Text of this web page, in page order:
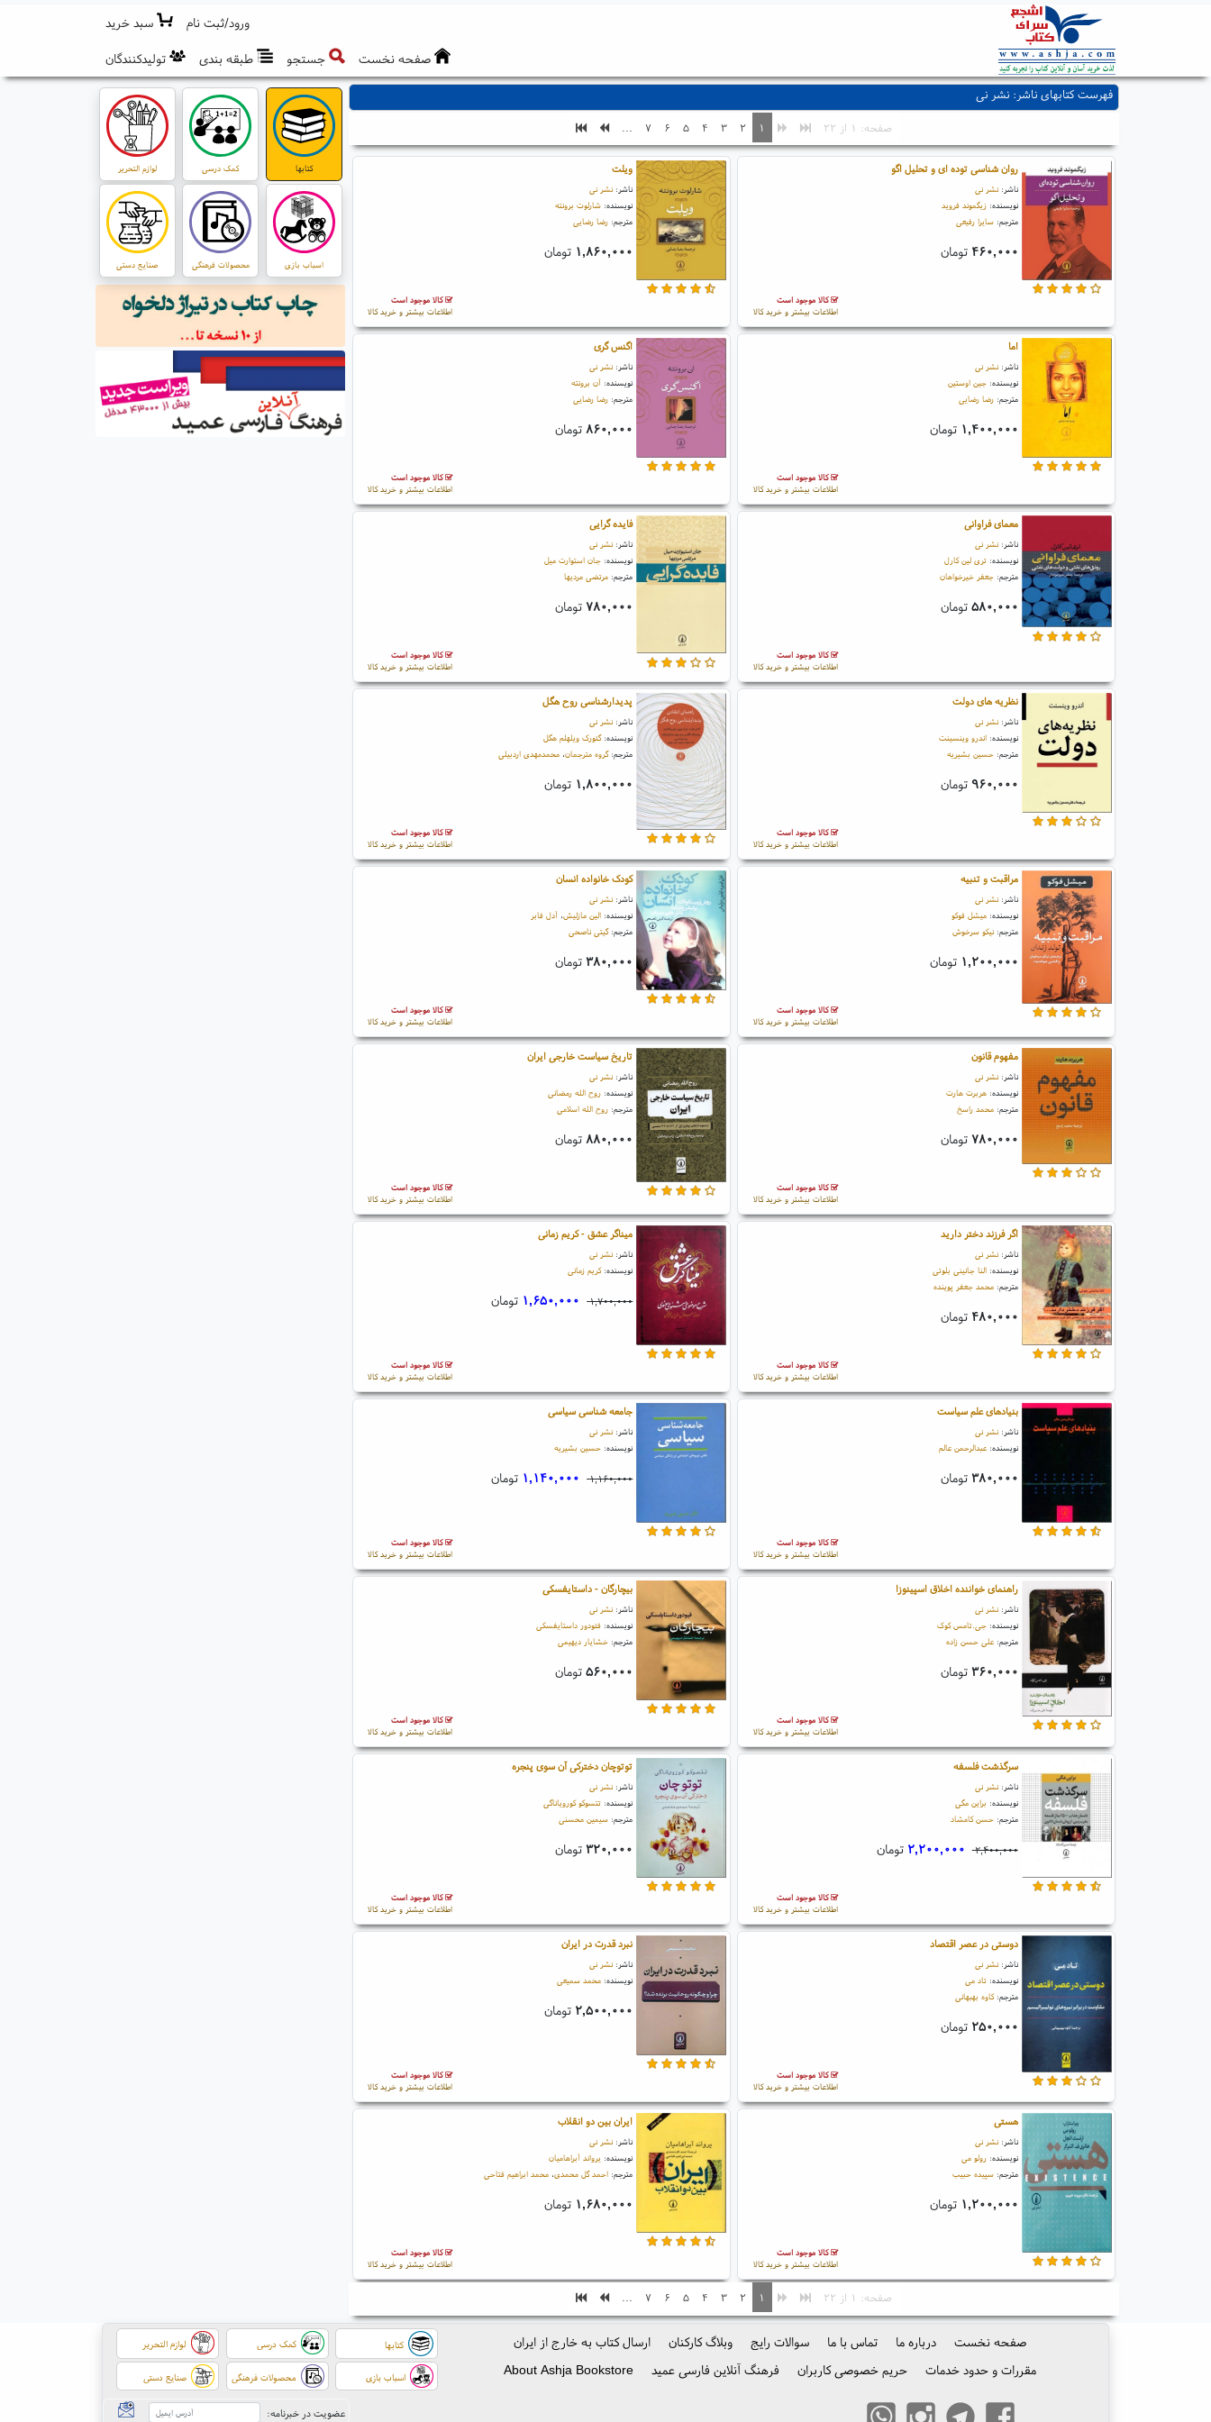
ورود/ثبت نام
سبد خرید
صفحه نخست
جستجو طبقه بندی تولیدکنندگان
فهرست کتابهای ناشر: نشر نی
صفحه: ۱ از ۲۲ ۱ ۲ ۳ ۴ ۵ ۶ ۷ ...
روان شناسی توده ای و تحلیل اگو
ناشر:نشر نی
نویسنده:زیگموند فروید
مترجم:سایرا رفیعی
۴۶۰,۰۰۰ تومان
کالا موجود است
اطلاعات بیشتر و خرید کالا
ویلت
ناشر: نشر نی
نویسنده: شارلوت برونته
مترجم: رضا رضایی
۱,۸۶۰,۰۰۰ تومان
کالا موجود است
اطلاعات بیشتر و خرید کالا
اما
ناشر:نشر نی
نویسنده:جین اوستین
مترجم:رضا رضایی
۱,۴۰۰,۰۰۰ تومان
کالا موجود است
اطلاعات بیشتر و خرید کالا
اگنس گری
ناشر: نشر نی
نویسنده: آن برونته
مترجم: رضا رضایی
۸۶۰,۰۰۰تومان
کالا موجود است
اطلاعات بیشتر و خرید کالا
معمای فراوانی
ناشر:نشر نی
نویسنده:تری لین کارل
مترجم:جعفر خیرخواهان
۵۸۰,۰۰۰ تومان
کالا موجود است
اطلاعات بیشتر و خرید کالا
فایده گرایی
ناشر: نشر نی
نویسنده: جان استوارت میل
مترجم: مرتضی مردیها
۷۸۰,۰۰۰ تومان
کالا موجود است
اطلاعات بیشتر و خرید کالا
نظریه های دولت
ناشر:نشر نی
نویسنده:اندرو وینسینت
مترجم:حسین بشیریه
۹۶۰,۰۰۰ تومان
کالا موجود است
اطلاعات بیشتر و خرید کالا
پدیدارشناسی روح هگل
ناشر: نشر نی
نویسنده:گئورک ویلهلم هگل
مترجم:گروه مترجمان، محمدمهدی اردبیلی
۱,۸۰۰,۰۰۰ تومان
کالا موجود است
اطلاعات بیشتر و خرید کالا
مراقبت و تنبیه
ناشر:نشر نی
نویسنده:میشل فوکو
مترجم:نیکو سرخوش
۱,۲۰۰,۰۰۰ تومان
کالا موجود است
اطلاعات بیشتر و خرید کالا
کودک خانواده انسان
ناشر: نشر نی
نویسنده: الین مازلیش، آدل فابر
مترجم:گیتی ناصحی
۳۸۰,۰۰۰تومان
کالا موجود است
اطلاعات بیشتر و خرید کالا
مفهوم قانون
ناشر:نشر نی
نویسنده:هربرت هارت
مترجم:محمد راسخ
۷۸۰,۰۰۰ تومان
کالا موجود است
اطلاعات بیشتر و خرید کالا
تاریخ سیاست خارجی ایران
ناشر: نشر نی
نویسنده: روح الله رمضانی
مترجم: روح الله اسلامی
۸۸۰,۰۰۰تومان
کالا موجود است
اطلاعات بیشتر و خرید کالا
اگر فرزند دختر دارید
ناشر:نشر نی
نویسنده:النا جانینی بلوتی
مترجم:محمد جعفر پوینده
۴۸۰,۰۰۰ تومان
کالا موجود است
اطلاعات بیشتر و خرید کالا
میناگر عشق - کریم زمانی
ناشر: نشر نی
نویسنده:کریم زمانی
۱,۷۰۰,۰۰۰ ۱,۶۵۰,۰۰۰ تومان
کالا موجود است
اطلاعات بیشتر و خرید کالا
بنیادهای علم سیاست
ناشر:نشر نی
نویسنده:عبدالرحمن عالم
۳۸۰,۰۰۰ تومان
کالا موجود است
اطلاعات بیشتر و خرید کالا
جامعه شناسی سیاسی
ناشر: نشر نی
نویسنده: حسین بشیریه
۱,۱۶۰,۰۰۰ ۱,۱۴۰,۰۰۰ تومان
کالا موجود است
اطلاعات بیشتر و خرید کالا
راهنمای خواننده اخلاق اسپینوزا
ناشر:نشر نی
نویسنده:جی.تامس کوک
مترجم:علی حسن زاده
۳۶۰,۰۰۰ تومان
کالا موجود است
اطلاعات بیشتر و خرید کالا
بیچارگان - داستایفسکی
ناشر: نشر نی
نویسنده: فئودور داستایفسکی
مترجم: خشایار دیهیمی
۵۶۰,۰۰۰تومان
کالا موجود است
اطلاعات بیشتر و خرید کالا
سرگذشت فلسفه
ناشر:نشر نی
نویسنده: براین مگی
مترجم:حسن کامشاد
۲,۴۰۰,۰۰۰ ۲,۲۰۰,۰۰۰ تومان
کالا موجود است
اطلاعات بیشتر و خرید کالا
توتوچان دخترکی آن سوی پنجره
ناشر: نشر نی
نویسنده: تتسوکو کورویاناگی
مترجم: سیمین محسنی
۳۲۰,۰۰۰تومان
کالا موجود است
اطلاعات بیشتر و خرید کالا
دوستی در عصر اقتصاد
ناشر:نشر نی
نویسنده:تاد می
مترجم:کاوه بهبهانی
۲۵۰,۰۰۰ تومان
کالا موجود است
اطلاعات بیشتر و خرید کالا
نبرد قدرت در ایران
ناشر: نشر نی
نویسنده: محمد سمیعی
۲,۵۰۰,۰۰۰ تومان
کالا موجود است
اطلاعات بیشتر و خرید کالا
هستی
ناشر:نشر نی
نویسنده:رولو می
مترجم:سپیده حبیب
۱,۲۰۰,۰۰۰ تومان
کالا موجود است
اطلاعات بیشتر و خرید کالا
ایران بین دو انقلاب
ناشر: نشر نی
نویسنده: یرواند آبراهامیان
مترجم: احمد گل محمدی، محمد ابراهیم فتاحی
۱,۶۸۰,۰۰۰ تومان
کالا موجود است
اطلاعات بیشتر و خرید کالا
صفحه: ۱ از ۲۲ ۱ ۲ ۳ ۴ ۵ ۶ ۷ ...
کتابها کمک درسی لوازم التحریر
اسباب بازی محصولات فرهنگی صنایع دستی
صفحه نخست درباره ما تماس با ما سوالات رایج وبلاگ کارکنان
ارسال کتاب به خارج از ایران
مقررات و حدود خدمات
حریم خصوصی کاربران فرهنگ آنلاین فارسی عمید About Ashja Bookstore
کتابها کمک درسی لوازم التحریر
اسباب بازی محصولات فرهنگی صنایع دستی
عضویت در خبرنامه: